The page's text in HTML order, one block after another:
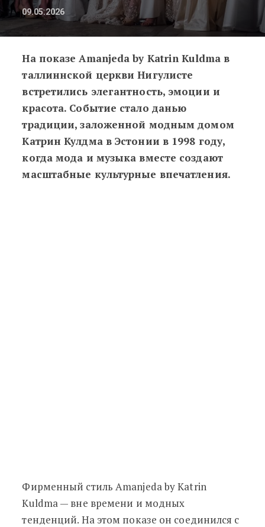
09.05.2026
ГАЛЕРЕЯ: в церкви Нигулисте
На показе Amanjeda by Katrin Kuldma в
таллиннской церкви Нигулисте
встретились элегантность, эмоции и
красота. Событие стало данью
традиции, заложенной модным домом
Катрин Кулдма в Эстонии в 1998 году,
когда мода и музыка вместе создают
масштабные культурные впечатления.
Фирменный стиль Amanjeda by Katrin
Kuldma — вне времени и модных
тенденций. На этом показе он соединился с